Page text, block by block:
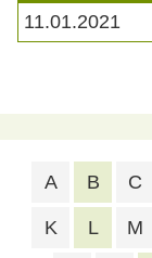
11.01.2021
A B C
K L M